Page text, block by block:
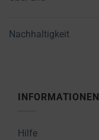
Nachhaltigkeit
INFORMATIONEN
Hilfe